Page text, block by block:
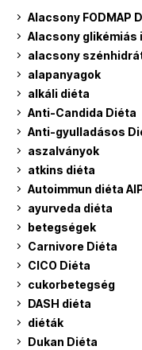
Alacsony FODMAP
Alacsony glikémiás
alacsony
alapanyagok
alkáli diéta
Anti-Candida Diéta
Anti-gyulladásos
aszalványok
atkins diéta
Autoimmun diéta
ayurveda diéta
betegségek
Carnivore Diéta
CICO Diéta
cukorbetegség
DASH diéta
diéták
Dukan Diéta